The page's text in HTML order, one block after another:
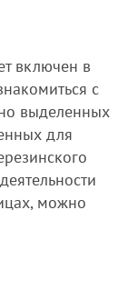
включен в
с
выделенных
для
можно